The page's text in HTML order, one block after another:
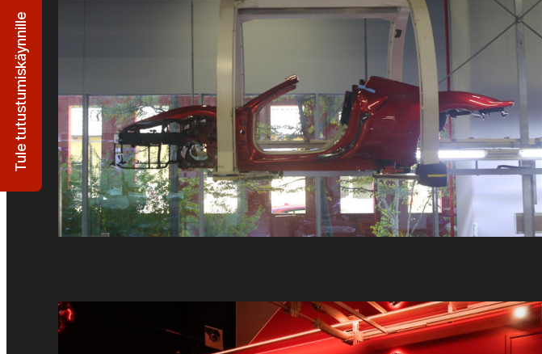
Tule tutustumiskäynnille